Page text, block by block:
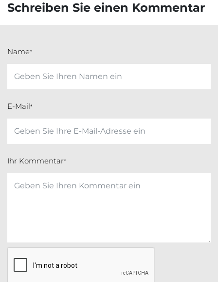
Schreiben Sie einen Kommentar
Name*
E-Mail*
Ihr Kommentar*